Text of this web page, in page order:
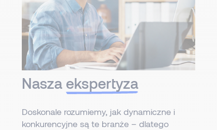
Nasza ekspertyza
Doskonale rozumiemy, jak dynamiczne i
konkurencyjne są te branże – dlatego